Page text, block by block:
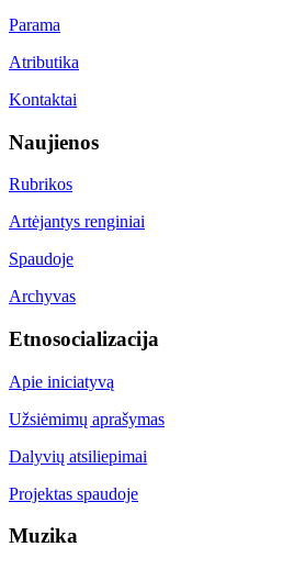
Parama
Atributika
Kontaktai
Naujienos
Rubrikos
Artėjantys renginiai
Spaudoje
Archyvas
Etnosocializacija
Apie iniciatyvą
Užsiėmimų aprašymas
Dalyvių atsiliepimai
Projektas spaudoje
Muzika